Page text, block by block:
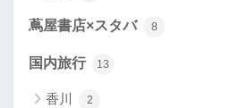
蔦屋書店×スタバ 8
国内旅行 13
香川 2